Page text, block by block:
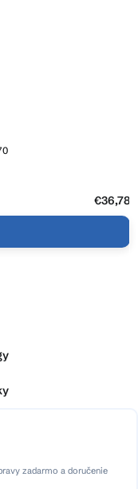
€36,78
zadarmo a doručenie